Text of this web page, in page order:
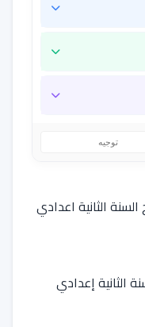
توجيه
الثانية اعدادي
الثانية إعدادي